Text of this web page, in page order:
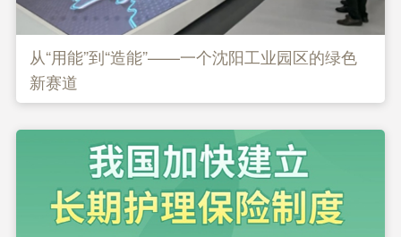
从“用能”到“造能”——一个沈阳工业园区的绿色
新赛道